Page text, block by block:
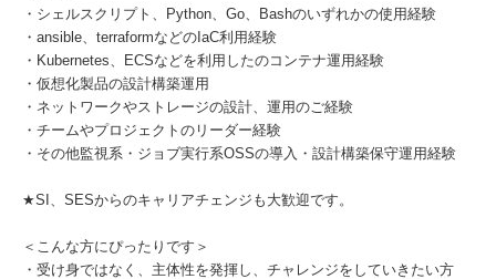
・シェルスクリプト、Python、Go、Bashのいずれかの使用経験
・ansible、terraformなどのIaC利用経験
・Kubernetes、ECSなどを利用したのコンテナ運用経験
・仮想化製品の設計構築運用
・ネットワークやストレージの設計、運用のご経験
・チームやプロジェクトのリーダー経験
・その他監視系・ジョブ実行系OSSの導入・設計構築保守運用経験
★SI、SESからのキャリアチェンジも大歓迎です。
＜こんな方にぴったりです＞
・受け身ではなく、主体性を発揮し、チャレンジをしていきたい方